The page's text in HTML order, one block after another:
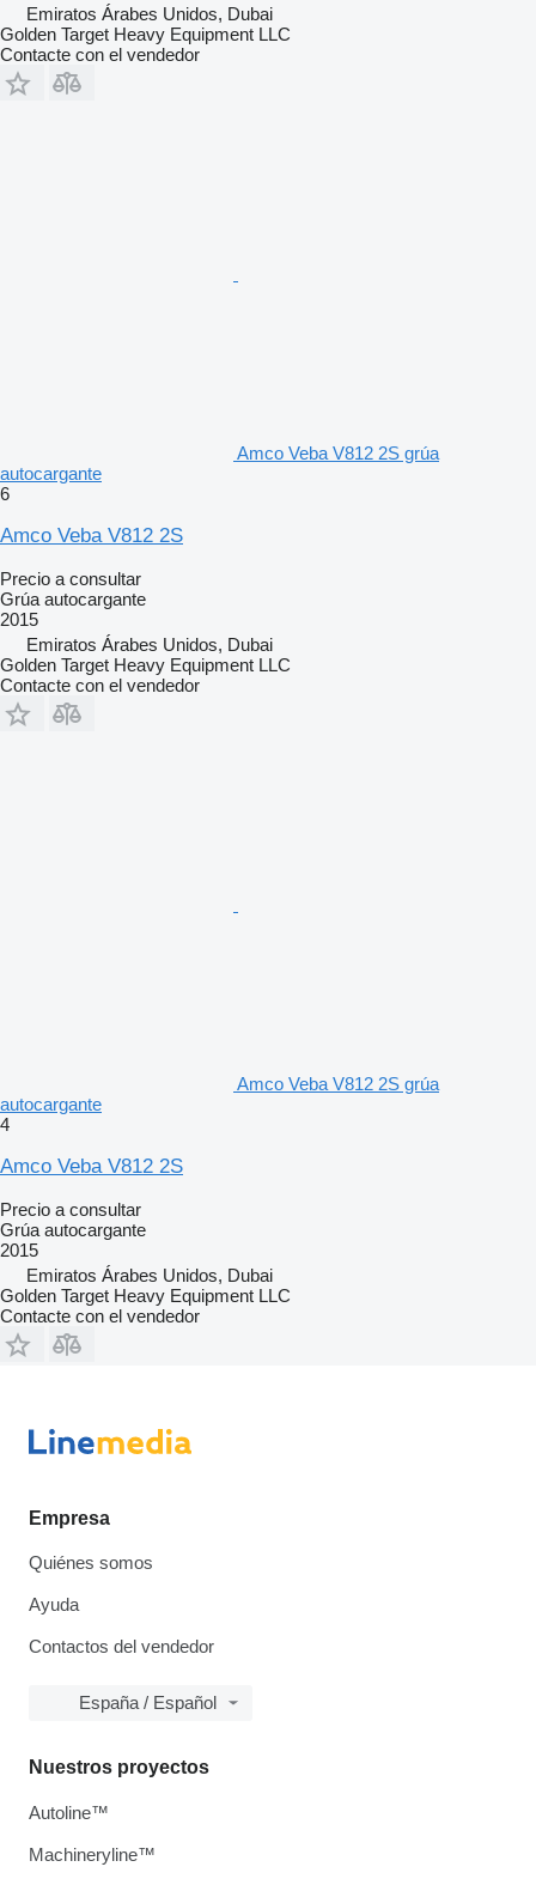
Emiratos Árabes Unidos, Dubai
Golden Target Heavy Equipment LLC
Contacte con el vendedor
Amco Veba V812 2S grúa
autocargante
6
Amco Veba V812 2S
Precio a consultar
Grúa autocargante
2015
Emiratos Árabes Unidos, Dubai
Golden Target Heavy Equipment LLC
Contacte con el vendedor
Amco Veba V812 2S grúa
autocargante
4
Amco Veba V812 2S
Precio a consultar
Grúa autocargante
2015
Emiratos Árabes Unidos, Dubai
Golden Target Heavy Equipment LLC
Contacte con el vendedor
Empresa
Quiénes somos
Ayuda
Contactos del vendedor
España / Español
Nuestros proyectos
Autoline™
Machineryline™